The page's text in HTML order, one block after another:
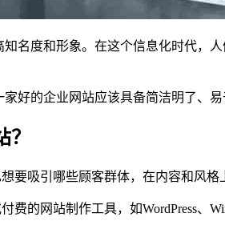
名度和形象。在这个信息化时代，
好的企业网站应该具备简洁明了、
要吸引哪些顾客群体，在内容和风格
费的网站制作工具，如WordPress、